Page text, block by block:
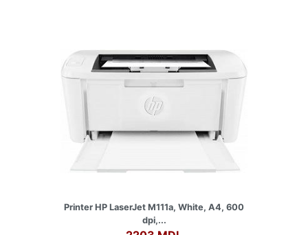
Printer HP LaserJet M111a, White, A4, 600
dpi,...